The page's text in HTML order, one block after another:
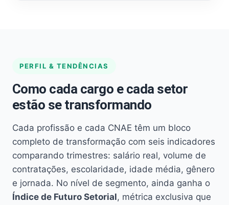
PERFIL & TENDÊNCIAS
Como cada cargo e cada setor
estão se transformando
Cada profissão e cada CNAE têm um bloco
completo de transformação com seis indicadores
comparando trimestres: salário real, volume de
contratações, escolaridade, idade média, gênero
e jornada. No nível de segmento, ainda ganha o
Índice de Futuro Setorial, métrica exclusiva que